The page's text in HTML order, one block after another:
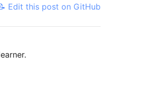
Edit this post on GitHub